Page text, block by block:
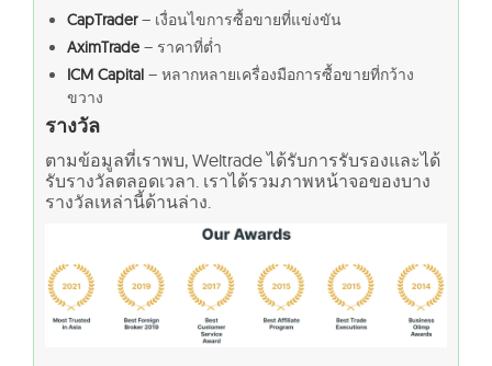
CapTrader– เงื่อนไขการซื้อขายที่แข่งขัน
AximTrade – ราคาที่ต่ำ
ICM Capital – หลากหลายเครื่องมือการซื้อขายที่กว้าง
ขวาง
รางวัล
ตามข้อมูลที่เราพบ, Weltrade ได้รับการรับรองและได้
รับรางวัลตลอดเวลา. เราได้รวมภาพหน้าจอของบาง
รางวัลเหล่านี้ด้านล่าง.